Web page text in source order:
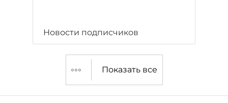
Новости подписчиков
Показать все